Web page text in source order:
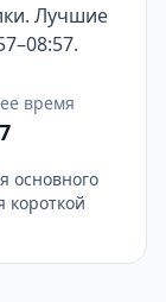
Лучшие
время
основного
короткой